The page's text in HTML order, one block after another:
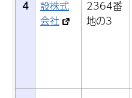
4
設株式
会社
2364番
地の3